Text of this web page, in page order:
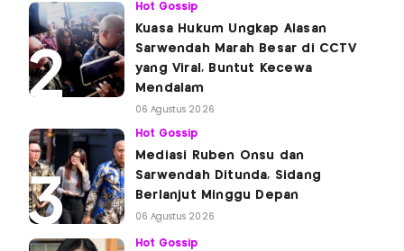
Hot Gossip
Kuasa Hukum Ungkap Alasan
Sarwendah Marah Besar di CCTV
yang Viral, Buntut Kecewa
Mendalam
06 Agustus 2026
Hot Gossip
Mediasi Ruben Onsu dan
Sarwendah Ditunda, Sidang
Berlanjut Minggu Depan
06 Agustus 2026
Hot Gossip